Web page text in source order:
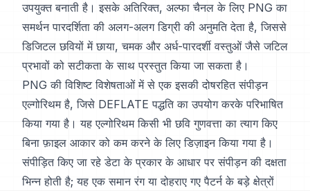
उपयुक्त बनाती है। इसके अतिरिक्त, अल्फा चैनल के लिए PNG का
समर्थन पारदर्शिता की अलग-अलग डिग्री की अनुमति देता है, जिससे
डिजिटल छवियों में छाया, चमक और अर्ध-पारदर्शी वस्तुओं जैसे जटिल
प्रभावों को सटीकता के साथ प्रस्तुत किया जा सकता है।
PNG की विशिष्ट विशेषताओं में से एक इसकी दोषरहित संपीड़न
एल्गोरिथम है, जिसे DEFLATE पद्धति का उपयोग करके परिभाषित
किया गया है। यह एल्गोरिथम किसी भी छवि गुणवत्ता का त्याग किए
बिना फ़ाइल आकार को कम करने के लिए डिज़ाइन किया गया है।
संपीड़ित किए जा रहे डेटा के प्रकार के आधार पर संपीड़न की दक्षता
भिन्न होती है; यह एक समान रंग या दोहराए गए पैटर्न के बड़े क्षेत्रों